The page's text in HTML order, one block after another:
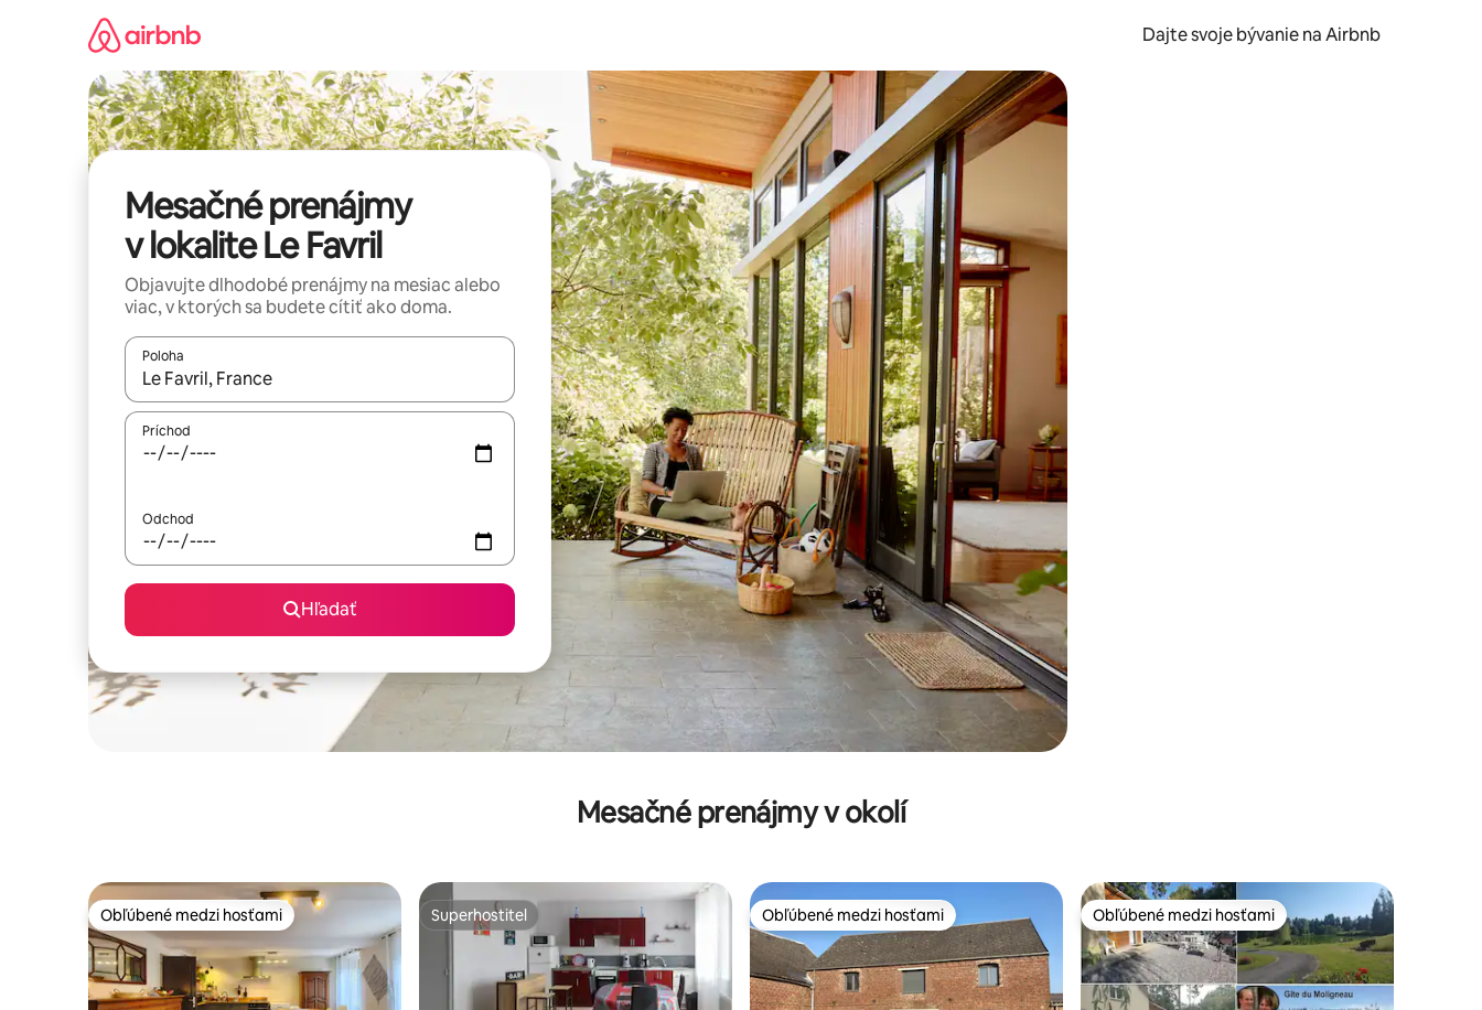
Dajte svoje bývanie na Airbnb
Mesačné prenájmy
v lokalite Le Favril
Objavujte dlhodobé prenájmy na mesiac alebo
viac, v ktorých sa budete cítiť ako doma.
Poloha
Keď budú výsledky k dispozícii, môžete si ich prechádzať pomocou klávesov so šípkami nahor a nadol alebo ich preskúmať pomocou dotykových gest či potiahnutia prstom.
Príchod
Odchod
Hľadať
Mesačné prenájmy v okolí
Obľúbené medzi hosťami
Obľúbené medzi hosťami Superhostiteľ
Superhostiteľ Obľúbené medzi hosťami
Obľúbené medzi hosťami Obľúbené medzi hosťami
Obľúbené medzi hosťami